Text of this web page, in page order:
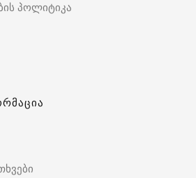
პოლიტიკა